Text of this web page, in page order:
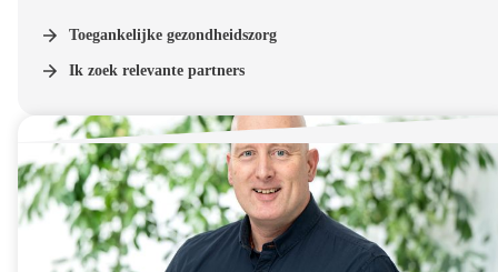
Toegankelijke gezondheidszorg
Ik zoek relevante partners